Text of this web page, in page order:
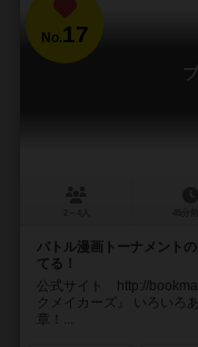
No.17
バトル漫画トーナメント
てる！
公式サイト http://
クメイカーズ』 いろいろ
章！...